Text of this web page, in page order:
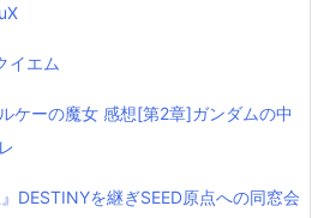
イエム
ケーの魔女 感想[第2章]ガンダムの中
DESTINYを継ぎSEED原点への同窓会